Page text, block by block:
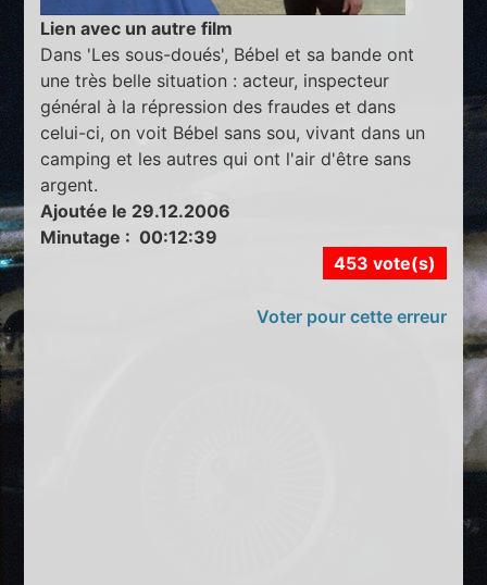
Lien avec un autre film
Dans 'Les sous-doués', Bébel et sa bande ont
une très belle situation : acteur, inspecteur
général à la répression des fraudes et dans
celui-ci, on voit Bébel sans sou, vivant dans un
camping et les autres qui ont l'air d'être sans
argent.
Ajoutée le 29.12.2006
Minutage : 00:12:39
453 vote(s)
Voter pour cette erreur